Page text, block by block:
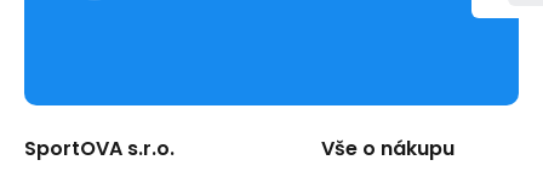
SportOVA s.r.o. Vše o nákupu